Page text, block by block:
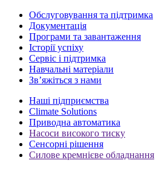
Обслуговування та підтримка
Документація
Програми та завантаження
Історії успіху
Сервіс і підтримка
Навчальні матеріали
Зв’яжіться з нами
Наші підприємства
Climate Solutions
Приводна автоматика
Насоси високого тиску
Сенсорні рішення
Силове кремнієве обладнання